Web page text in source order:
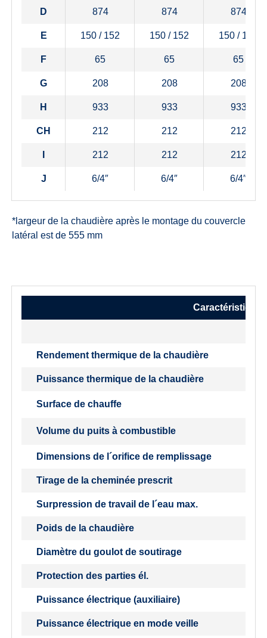
D 874 874 874
E 150 / 152 150 / 152 150 / 152
F 65 65 65
G 208 208 208
H 933 933 933
CH 212 212 212
212 212 212
J 6/4″ 6/4″ 6/4″
*largeur de la chaudière après le montage du couvercle
latéral est de 555 mm
Rendement thermique de la chaudière
Puissance thermique de la chaudière
Surface de chauffe
Volume du puits à combustible
Dimensions de l´orifice de remplissage
Tirage de la cheminée prescrit
Surpression de travail de l´eau max.
Poids de la chaudière
Diamètre du goulot de soutirage
Protection des parties él.
Puissance électrique (auxiliaire)
Puissance électrique en mode veille